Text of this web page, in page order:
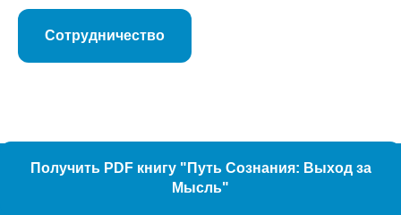
Получить PDF книгу "Путь Сознания: Выход за
Мысль"
Сотрудничество